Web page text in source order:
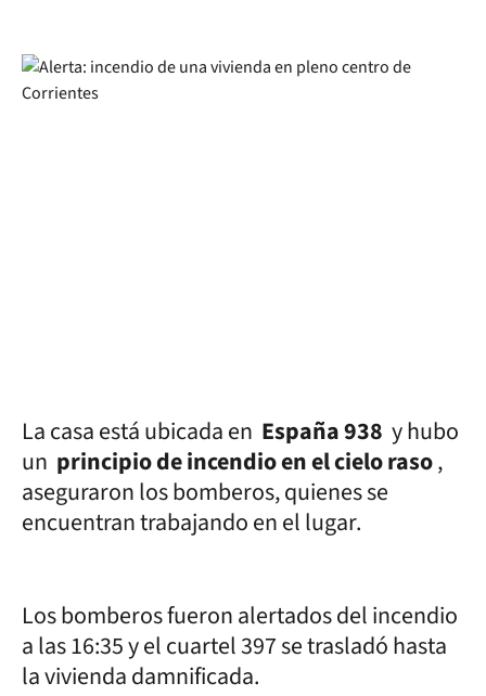
La casa está ubicada en España 938 y hubo
un principio de incendio en el cielo raso,
aseguraron los bomberos, quienes se
encuentran trabajando en el lugar.
Los bomberos fueron alertados del incendio
a las 16:35 y el cuartel 397 se trasladó hasta
la vivienda damnificada.